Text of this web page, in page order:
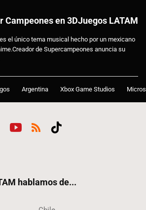
Campeones en 3DJuegos LATAM
el único tema musical hecho por un mexicano
de Supercampeones anuncia su
Argentina Xbox Game Studios
hablamos de...